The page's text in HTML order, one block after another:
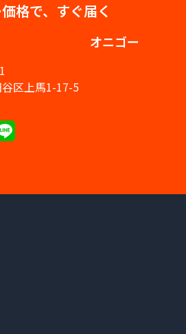
格で、すぐ届く
オニゴー
区上馬1-17-5